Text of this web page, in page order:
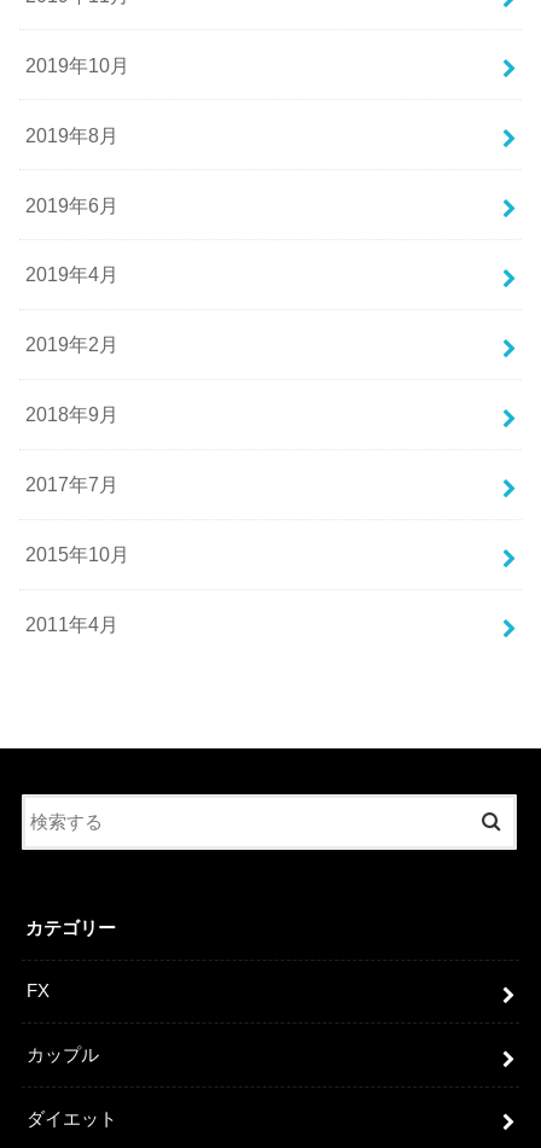
2019年10月
2019年8月
2019年6月
2019年4月
2019年2月
2018年9月
2017年7月
2015年10月
2011年4月
カテゴリー
FX
カップル
ダイエット